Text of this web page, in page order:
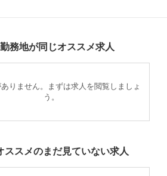
務地が同じオススメ求人
りません。まずは求人を閲覧しましょ
う。
ススメのまだ見ていない求人